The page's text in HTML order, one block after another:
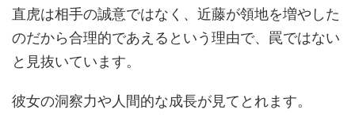
直虎は相手の誠意ではなく、近藤が領地を増やした
のだから合理的であえるという理由で、罠ではない
と見抜いています。
彼女の洞察力や人間的な成長が見てとれます。